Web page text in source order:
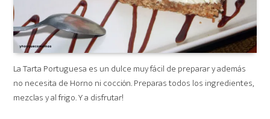
La Tarta Portuguesa es un dulce muy fácil de preparar y además
no necesita de Horno ni cocción. Preparas todos los ingredientes,
mezclas y al frigo. Y a disfrutar!